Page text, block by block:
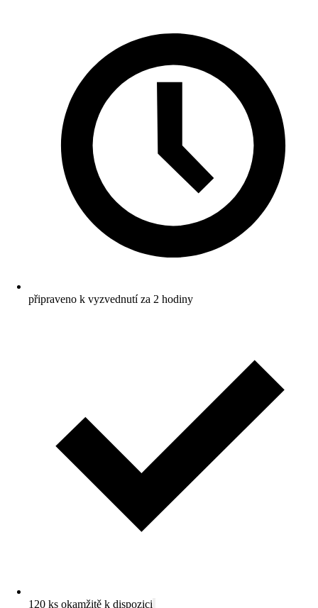
připraveno k vyzvednutí za 2 hodiny
120 ks okamžitě k dispozici